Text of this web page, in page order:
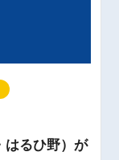
はるひ野）が